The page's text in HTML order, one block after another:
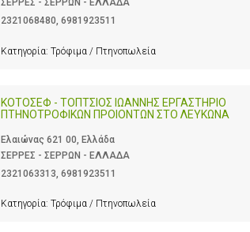
ΣΕΡΡΕΣ - ΣΕΡΡΩΝ - ΕΛΛΑΔΑ
2321068480, 6981923511
Κατηγορία: Τρόφιμα / Πτηνοπωλεία
ΚΟΤΟΣΕΦ - ΤΟΠΤΣΙΟΣ ΙΩΑΝΝΗΣ ΕΡΓΑΣΤΗΡΙΟ
ΠΤΗΝΟΤΡΟΦΙΚΩΝ ΠΡΟΙΟΝΤΩΝ ΣΤΟ ΛΕΥΚΩΝΑ
Ελαιώνας 621 00, Ελλάδα
ΣΕΡΡΕΣ - ΣΕΡΡΩΝ - ΕΛΛΑΔΑ
2321063313 6981923511
Κατηγορία: Τρόφιμα / Πτηνοπωλεία